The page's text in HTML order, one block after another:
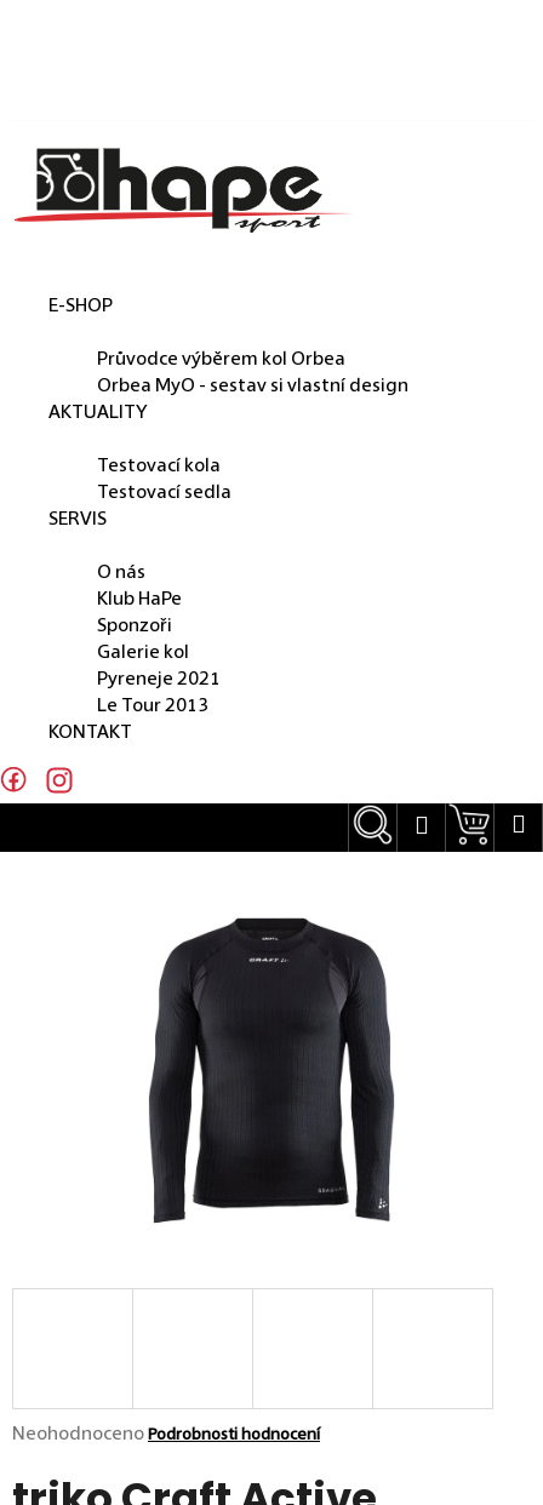
E-SHOP
Průvodce výběrem kol Orbea
Orbea MyO - sestav si vlastní design
AKTUALITY
Testovací kola
Testovací sedla
SERVIS
O nás
Klub HaPe
Sponzoři
Galerie kol
Pyreneje 2021
Le Tour 2013
KONTAKT
HledatPřihlášení
Průměrné hodnocení produktu je 0,0 z 5 hvězdiček.
Neohodnoceno Podrobnosti hodnocení
C
p
t
?